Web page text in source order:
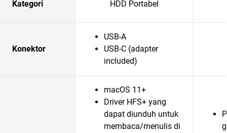
Kategori HDD Portabel
Konektor
USB-A
USB-C (adapter
included)
macOS 11+
Driver HFS+ yang
dapat diunduh untuk
membaca/menulis di